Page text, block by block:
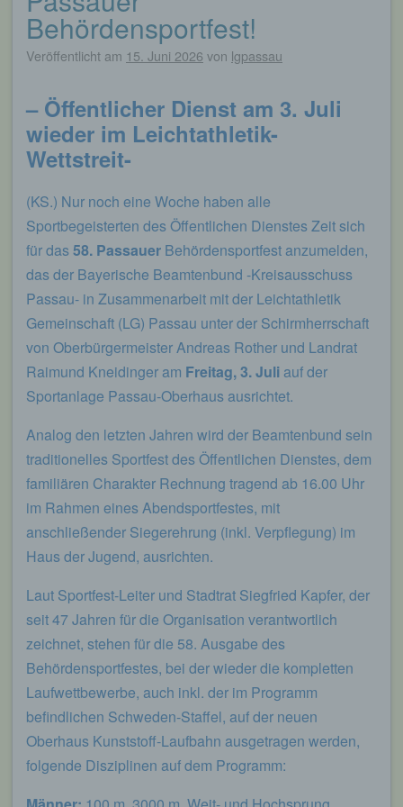
Behördensportfest!
Veröffentlicht am 15. Juni 2026 von lgpassau
– Öffentlicher Dienst am 3. Juli
wieder im Leichtathletik-
Wettstreit-
(KS.) Nur noch eine Woche haben alle
Sportbegeisterten des Öffentlichen Dienstes Zeit sich
für das58. Passauer Behördensportfest anzumelden,
das der Bayerische Beamtenbund -Kreisausschuss
Passau- in Zusammenarbeit mit der Leichtathletik
Gemeinschaft (LG) Passau unter der Schirmherrschaft
von Oberbürgermeister Andreas Rother und Landrat
Raimund Kneidinger am Freitag, 3. Juli auf der
Sportanlage Passau-Oberhaus ausrichtet.
Analog den letzten Jahren wird der Beamtenbund sein
traditionelles Sportfest des Öffentlichen Dienstes, dem
familiären Charakter Rechnung tragend ab 16.00 Uhr
im Rahmen eines Abendsportfestes, mit
anschließender Siegerehrung (inkl. Verpflegung) im
Haus der Jugend, ausrichten.
Laut Sportfest-Leiter und Stadtrat Siegfried Kapfer, der
seit 47 Jahren für die Organisation verantwortlich
zeichnet, stehen für die 58. Ausgabe des
Behördensportfestes, bei der wieder die kompletten
Laufwettbewerbe, auch inkl. der im Programm
befindlichen Schweden-Staffel, auf der neuen
Oberhaus Kunststoff-Laufbahn ausgetragen werden,
folgende Disziplinen auf dem Programm: